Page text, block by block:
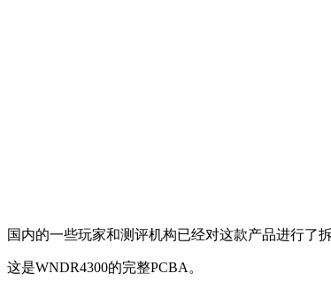
国内的一些玩家和测评机构已经对这款产品进行了
这是WNDR4300的完整PCBA。